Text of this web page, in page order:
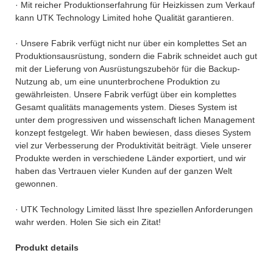
· Mit reicher Produktionserfahrung für Heizkissen zum Verkauf
kann UTK Technology Limited hohe Qualität garantieren.
· Unsere Fabrik verfügt nicht nur über ein komplettes Set an
Produktionsausrüstung, sondern die Fabrik schneidet auch gut
mit der Lieferung von Ausrüstungszubehör für die Backup-
Nutzung ab, um eine ununterbrochene Produktion zu
gewährleisten. Unsere Fabrik verfügt über ein komplettes
Gesamt qualitäts managements ystem. Dieses System ist
unter dem progressiven und wissenschaft lichen Management
konzept festgelegt. Wir haben bewiesen, dass dieses System
viel zur Verbesserung der Produktivität beiträgt. Viele unserer
Produkte werden in verschiedene Länder exportiert, und wir
haben das Vertrauen vieler Kunden auf der ganzen Welt
gewonnen.
· UTK Technology Limited lässt Ihre speziellen Anforderungen
wahr werden. Holen Sie sich ein Zitat!
Produkt details